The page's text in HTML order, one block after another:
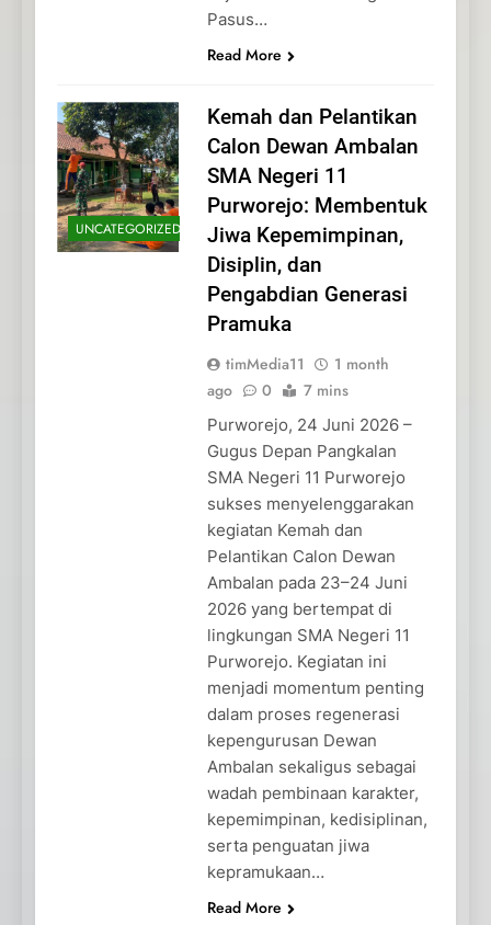
Pasus…
Read More
UNCATEGORIZED
Kemah dan Pelantikan
Calon Dewan Ambalan
SMA Negeri 11
Purworejo: Membentuk
Jiwa Kepemimpinan,
Disiplin, dan
Pengabdian Generasi
Pramuka
timMedia11
1 month
ago
0 7 mins
Purworejo, 24 Juni 2026 –
Gugus Depan Pangkalan
SMA Negeri 11 Purworejo
sukses menyelenggarakan
kegiatan Kemah dan
Pelantikan Calon Dewan
Ambalan pada 23–24 Juni
2026 yang bertempat di
lingkungan SMA Negeri 11
Purworejo. Kegiatan ini
menjadi momentum penting
dalam proses regenerasi
kepengurusan Dewan
Ambalan sekaligus sebagai
wadah pembinaan karakter,
kepemimpinan, kedisiplinan,
serta penguatan jiwa
kepramukaan…
Read More